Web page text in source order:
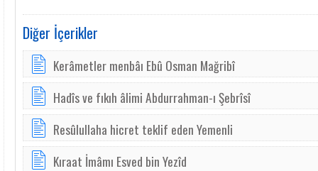
Diğer İçerikler
Kerâmetler menbâı Ebû Osman Mağribî
Hadîs ve fıkıh âlimi Abdurrahman-ı Şebrîsî
Resûlullaha hicret teklif eden Yemenli
Kıraat İmâmı Esved bin Yezîd